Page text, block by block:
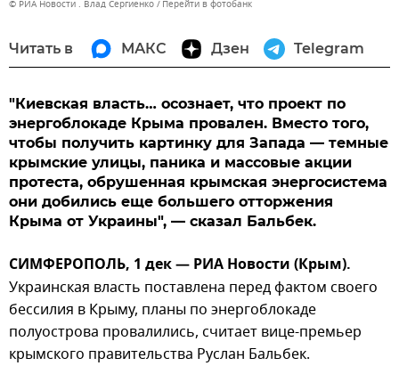
© РИА Новости . Влад Сергиенко Перейти в фотобанк
Читать в МАКС Дзен Telegram
"Киевская власть… осознает, что проект по
энергоблокаде Крыма провален. Вместо того,
чтобы получить картинку для Запада — темные
крымские улицы, паника и массовые акции
протеста, обрушенная крымская энергосистема
они добились еще большего отторжения
Крыма от Украины", — сказал Бальбек.
СИМФЕРОПОЛЬ, 1 дек — РИА Новости (Крым).
Украинская власть поставлена перед фактом своего
бессилия в Крыму, планы по энергоблокаде
полуострова провалились, считает вице-премьер
крымского правительства Руслан Бальбек.